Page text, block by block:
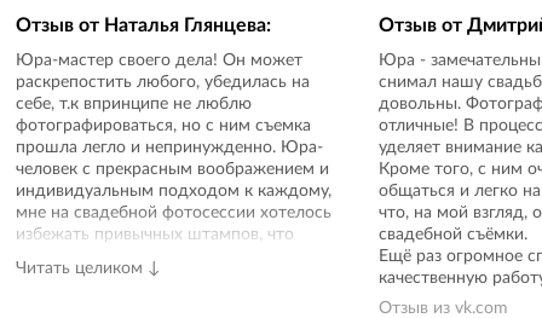
Отзыв от Наталья Глянцева:
Юра-мастер своего дела! Он может
раскрепостить любого, убедилась на
себе, т.к впринципе не люблю
фотографироваться, но с ним съемка
прошла легло и непринужденно. Юра-
человек с прекрасным воображением и
индивидуальным подходом к каждому,
мне на свадебной фотосессии хотелось
избежать привычных штампов, что
уловил идею и настроение праздника и
Читать целиком ↓
Отзыв от
Юра -
снимал нашу
довольны.
отличные! В
уделяет внимание
Кроме того, с ним
общаться и легко
что, на мой взгляд,
свадебной съёмки.
Ещё раз огромное
качественную
Отзыв из vk.com